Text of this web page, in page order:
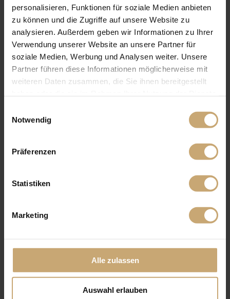
personalisieren, Funktionen für soziale Medien anbieten
zu können und die Zugriffe auf unsere Website zu
analysieren. Außerdem geben wir Informationen zu Ihrer
Verwendung unserer Website an unsere Partner für
soziale Medien, Werbung und Analysen weiter. Unsere
Partner führen diese Informationen möglicherweise mit
weiteren Daten zusammen, die Sie ihnen bereitgestellt
Notwendig
Präferenzen
Statistiken
Marketing
Alle zulassen
Auswahl erlauben